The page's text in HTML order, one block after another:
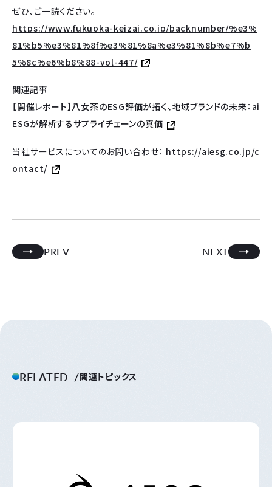
ぜひ、ご一読ください。
https://www.fukuoka-keizai.co.jp/backnumber/%e3%
81%b5%e3%81%8f%e3%81%8a%e3%81%8b%e7%b
5%8c%e6%b8%88-vol-447/
関連記事
【開催レポート】八女茶のESG評価が拓く、地域ブランドの未来：ai
ESGが解析するサプライチェーンの真価
当社サービスについてのお問い合わせ： https://aiesg.co.jp/c
ontact/
PREV NEXT
RELATED 関連トピックス